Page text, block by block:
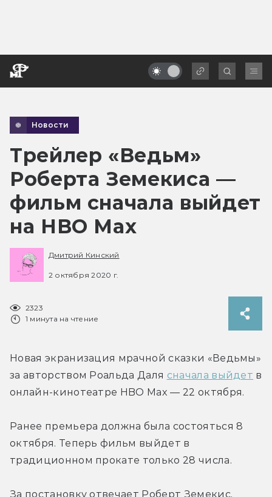
Новости
Трейлер «Ведьм»
Роберта Земекиса —
фильм сначала выйдет
на HBO Max
Дмитрий Кинский
2 октября 2020 г.
2323
1 минута на чтение
Новая экранизация мрачной сказки «Ведьмы»
за авторством Роальда Даля сначала выйдет в
онлайн-кинотеатре HBO Max — 22 октября.
Ранее премьера должна была состояться 8
октября. Теперь фильм выйдет в
традиционном прокате только 28 числа.
За постановку отвечает Роберт Земекис,